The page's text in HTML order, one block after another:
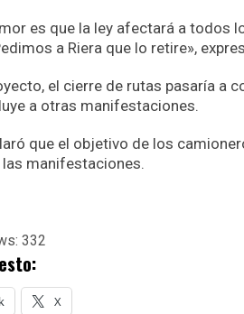
es que la ley afectará a todos
a Riera que lo retire»,
el cierre de rutas pasaría a
a otras manifestaciones.
que el objetivo de los
manifestaciones.
332
X